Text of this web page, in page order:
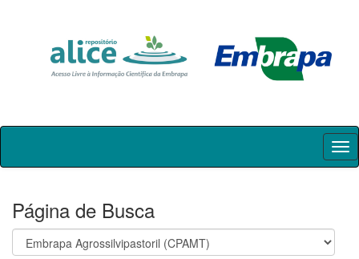
Skip
Página de Busca